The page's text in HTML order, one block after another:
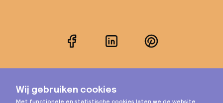
FacebookLinkedInPinterest
Instagram